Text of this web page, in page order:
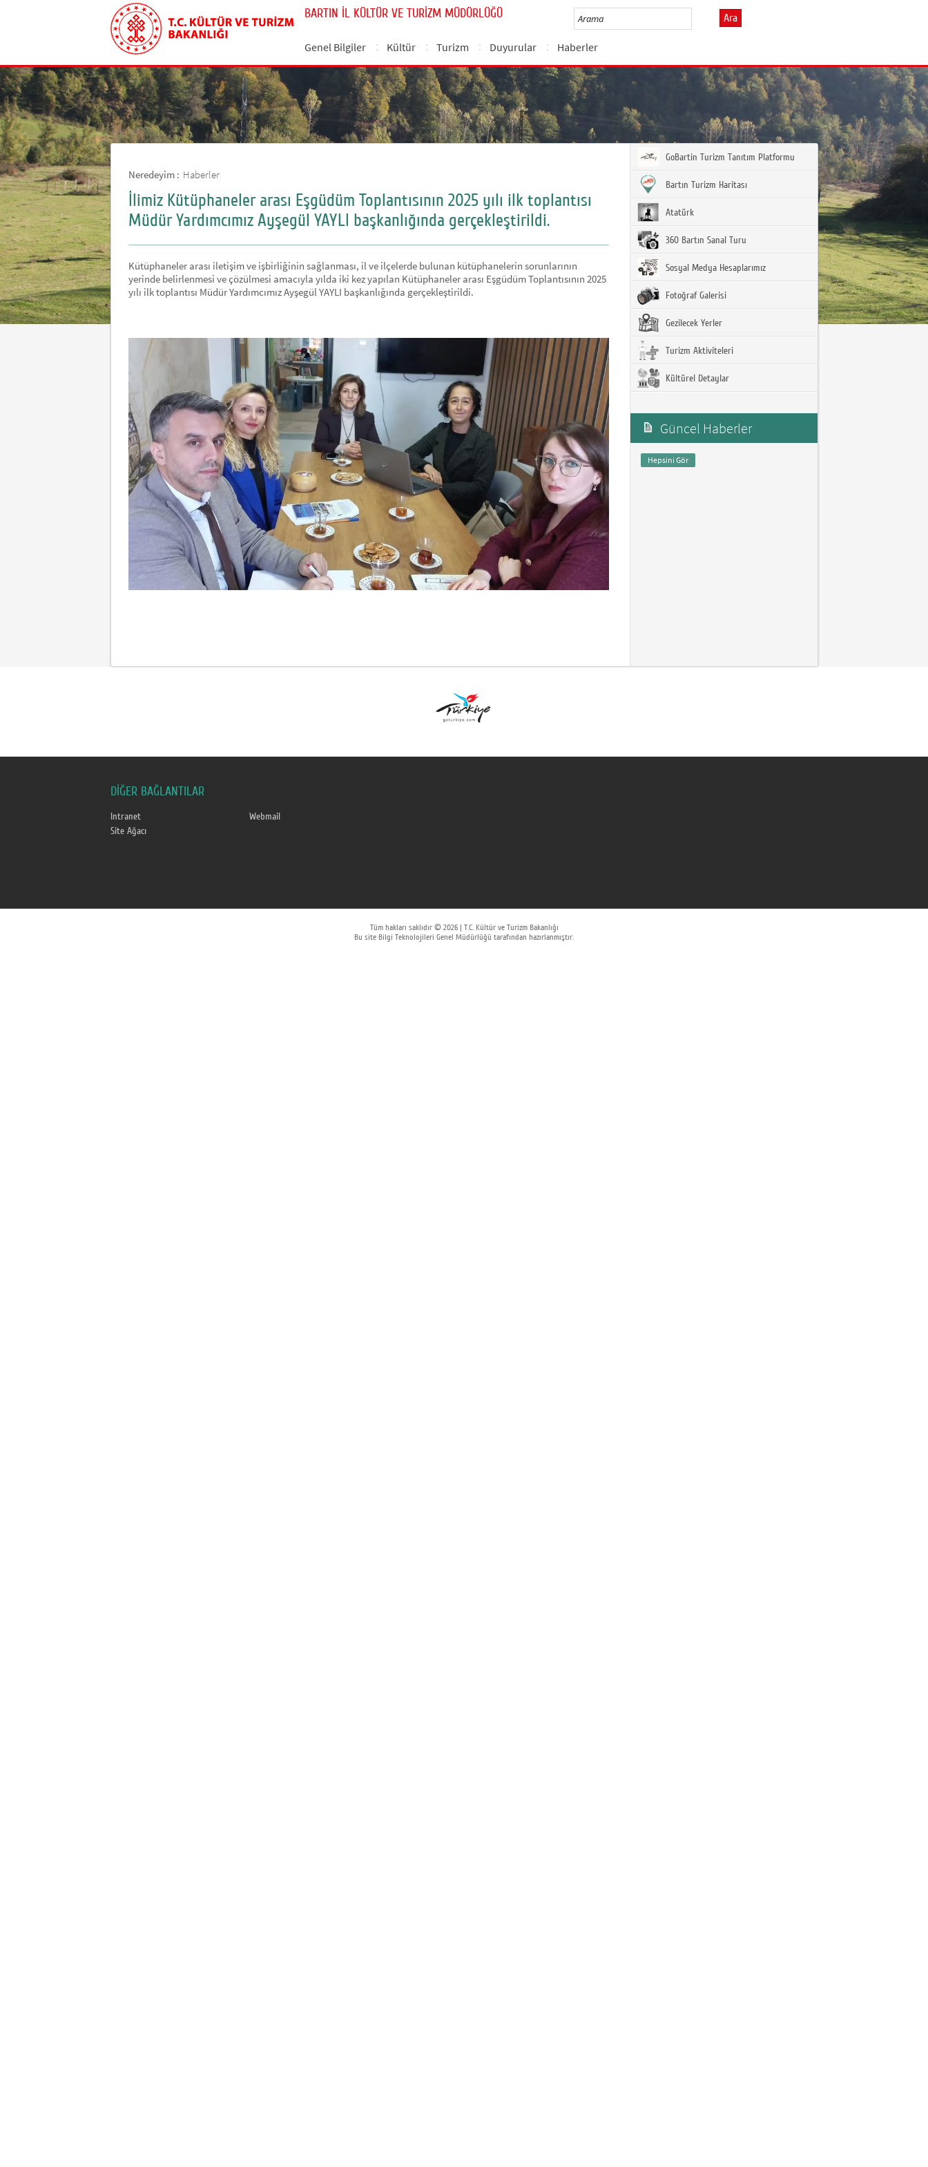
BARTIN İL KÜLTÜR VE TURİZM MÜDÜRLÜĞÜ Ara
Genel Bilgiler Kültür Turizm Duyurular Haberler
Neredeyim : Haberler
İlimiz Kütüphaneler arası Eşgüdüm Toplantısının 2025 yılı ilk toplantısı
Müdür Yardımcımız Ayşegül YAYLI başkanlığında gerçekleştirildi.
Kütüphaneler arası iletişim ve işbirliğinin sağlanması, il ve ilçelerde bulunan kütüphanelerin sorunlarının
yerinde belirlenmesi ve çözülmesi amacıyla yılda iki kez yapılan Kütüphaneler arası Eşgüdüm Toplantısının 2025
yılı ilk toplantısı Müdür Yardımcımız Ayşegül YAYLI başkanlığında gerçekleştirildi.
GoBartin Turizm Tanıtım Platformu
Bartın Turizm Haritası
Atatürk
360 Bartın Sanal Turu
Sosyal Medya Hesaplarımız
Fotoğraf Galerisi
Gezilecek Yerler
Turizm Aktiviteleri
Kültürel Detaylar
Güncel Haberler
Hepsini Gör
DİĞER BAĞLANTILAR
Intranet
Webmail
Site Ağacı
Tüm hakları saklıdır © 2026 | T.C. Kültür ve Turizm Bakanlığı
Bu site Bilgi Teknolojileri Genel Müdürlüğü tarafından hazırlanmıştır.